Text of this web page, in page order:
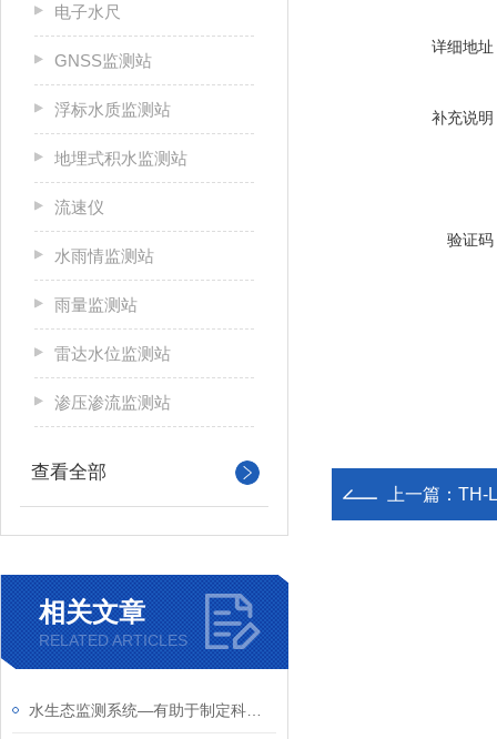
电子水尺
GNSS监测站
浮标水质监测站
地埋式积水监测站
流速仪
水雨情监测站
雨量监测站
雷达水位监测站
渗压渗流监测站
查看全部
相关文章
RELATED ARTICLES
详细地址
补充说明
验证码
上一篇： TH-